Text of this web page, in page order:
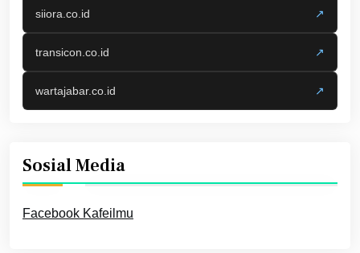
siiora.co.id ↗
transicon.co.id ↗
wartajabar.co.id ↗
Sosial Media
Facebook Kafeilmu